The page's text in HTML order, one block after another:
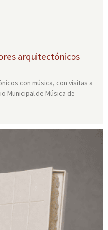
arquitectónicos
con música, con visitas a
Municipal de Música de